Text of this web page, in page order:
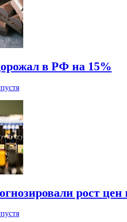
в РФ на 15%
рост